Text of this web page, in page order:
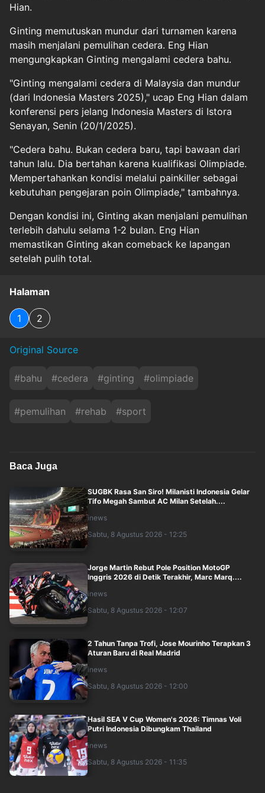
Hian.
Ginting memutuskan mundur dari turnamen karena
masih menjalani pemulihan cedera. Eng Hian
mengungkapkan Ginting mengalami cedera bahu.
"Ginting mengalami cedera di Malaysia dan mundur
(dari Indonesia Masters 2025)," ucap Eng Hian dalam
konferensi pers jelang Indonesia Masters di Istora
Senayan, Senin (20/1/2025).
"Cedera bahu. Bukan cedera baru, tapi bawaan dari
tahun lalu. Dia bertahan karena kualifikasi Olimpiade.
Mempertahankan kondisi melalui painkiller sebagai
kebutuhan pengejaran poin Olimpiade," tambahnya.
Dengan kondisi ini, Ginting akan menjalani pemulihan
terlebih dahulu selama 1-2 bulan. Eng Hian
memastikan Ginting akan comeback ke lapangan
setelah pulih total.
Halaman
1 2
Original Source
#bahu #cedera #ginting #olimpiade
#pemulihan #rehab #sport
Baca Juga
SUGBK Rasa San Siro! Milanisti Indonesia Gelar
Tifo Megah Sambut AC Milan Setelah....
inews
Sabtu, 8 Agustus 2026 - 12:25
Jorge Martin Rebut Pole Position MotoGP
Inggris 2026 di Detik Terakhir, Marc Marq....
inews
Sabtu, 8 Agustus 2026 - 12:07
2 Tahun Tanpa Trofi, Jose Mourinho Terapkan 3
Aturan Baru di Real Madrid
inews
Sabtu, 8 Agustus 2026 - 12:00
Hasil SEA V Cup Women's 2026: Timnas Voli
Putri Indonesia Dibungkam Thailand
inews
Sabtu, 8 Agustus 2026 - 11:35